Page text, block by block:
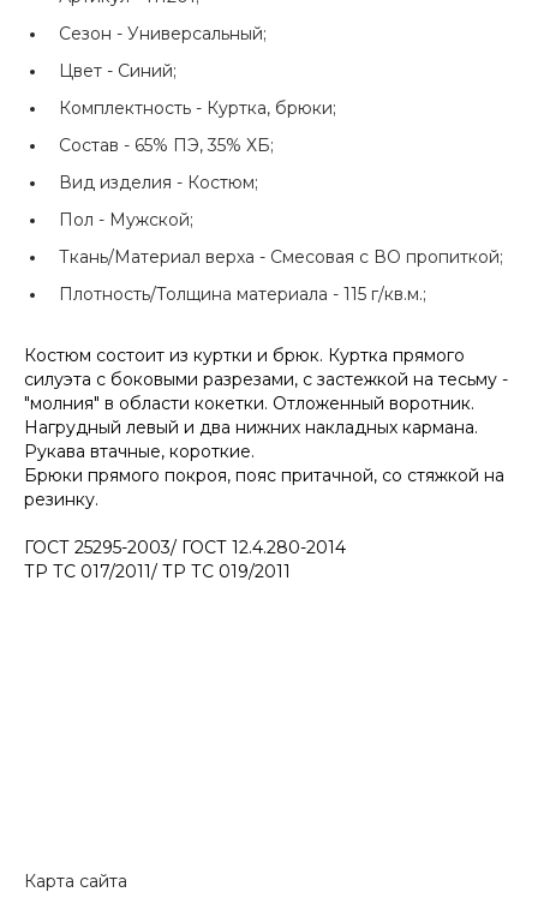
Сезон - Универсальный;
Цвет - Синий;
Комплектность - Куртка, брюки;
Состав - 65% ПЭ, 35% ХБ;
Вид изделия - Костюм;
Пол - Мужской;
Ткань/Материал верха - Смесовая с ВО пропиткой;
Плотность/Толщина материала - 115 г/кв.м.;
Костюм состоит из куртки и брюк. Куртка прямого
силуэта с боковыми разрезами, с застежкой на тесьму -
"молния" в области кокетки. Отложенный воротник.
Нагрудный левый и два нижних накладных кармана.
Рукава втачные, короткие.
Брюки прямого покроя, пояс притачной, со стяжкой на
резинку.
ГОСТ 25295-2003/ ГОСТ 12.4.280-2014
ТР ТС 017/2011/ ТР ТС 019/2011
Карта сайта